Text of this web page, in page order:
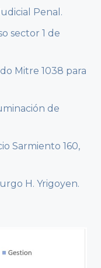
Penal.
sector 1 de
Mitre 1038 para
de
Sarmiento 160,
H. Yrigoyen.